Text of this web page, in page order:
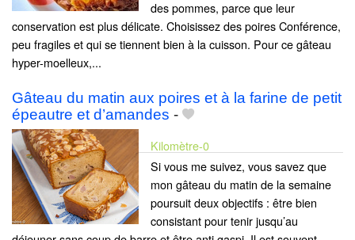
des pommes, parce que leur
conservation est plus délicate. Choisissez des poires Conférence,
peu fragiles et qui se tiennent bien à la cuisson. Pour ce gâteau
hyper-moelleux,...
Gâteau du matin aux poires et à la farine de petit
épeautre et d’amandes -
Kilomètre-0
Si vous me suivez, vous savez que
mon gâteau du matin de la semaine
poursuit deux objectifs : être bien
consistant pour tenir jusqu’au